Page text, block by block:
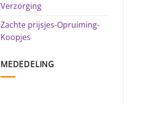
Verzorging
Zachte prijsjes-Opruiming-
Koopjes
MEDEDELING